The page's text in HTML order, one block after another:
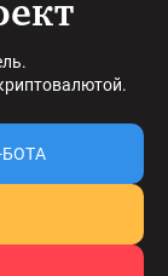
БОТА